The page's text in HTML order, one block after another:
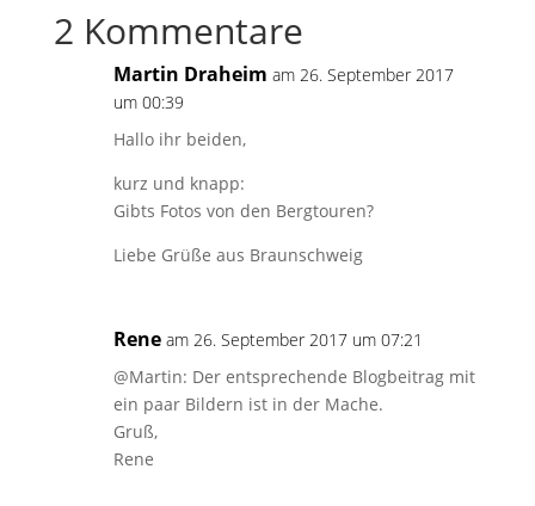
2 Kommentare
Martin Draheim am 26. September 2017
um 00:39
Hallo ihr beiden,
kurz und knapp:
Gibts Fotos von den Bergtouren?
Liebe Grüße aus Braunschweig
Rene am 26. September 2017 um 07:21
@Martin: Der entsprechende Blogbeitrag mit
ein paar Bildern ist in der Mache.
Gruß,
Rene